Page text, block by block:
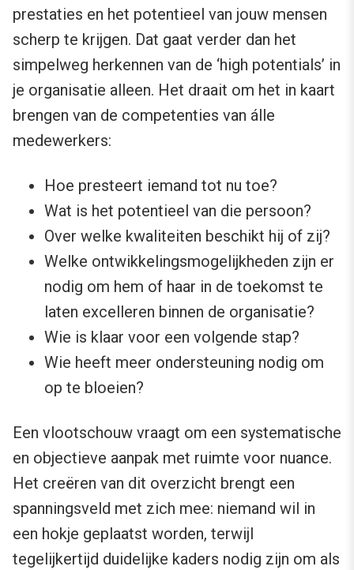
prestaties en het potentieel van jouw mensen
scherp te krijgen. Dat gaat verder dan het
simpelweg herkennen van de ‘high potentials’ in
je organisatie alleen. Het draait om het in kaart
brengen van de competenties van álle
medewerkers:
Hoe presteert iemand tot nu toe?
Wat is het potentieel van die persoon?
Over welke kwaliteiten beschikt hij of zij?
Welke ontwikkelingsmogelijkheden zijn er
nodig om hem of haar in de toekomst te
laten excelleren binnen de organisatie?
Wie is klaar voor een volgende stap?
Wie heeft meer ondersteuning nodig om
op te bloeien?
Een vlootschouw vraagt om een systematische
en objectieve aanpak met ruimte voor nuance.
Het creëren van dit overzicht brengt een
spanningsveld met zich mee: niemand wil in
een hokje geplaatst worden, terwijl
tegelijkertijd duidelijke kaders nodig zijn om als